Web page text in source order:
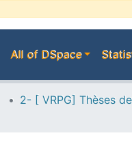
All of DSpace